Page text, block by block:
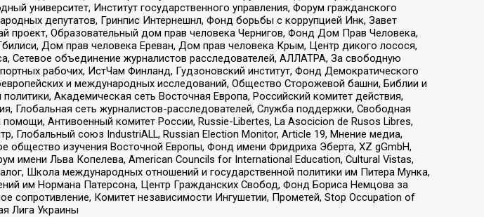
университет, Институт государственного управления, Форум гражданского
депутатов, Гринпис Интернешнл, Фонд борьбы с коррупцией Инк, Завет
проект, Образовательный дом прав человека Чернигов, Фонд Дом Прав Человека,
Дом прав человека Ереван, Дом прав человека Крым, Центр дикого лосося,
Сетевое объединение журналистов расследователей, АЛЛАТРА, За свободную
рабочих, ИстЧам Финланд, Гудзоновский институт, Фонд Демократического
и международных исследований, Общество Сторожевой башни, Библии и
Академическая сеть Восточная Европа, Российский комитет действия,
сеть журналистов-расследователей, Служба поддержки, Свободная
Антивоенный комитет России, Russie-Libertes, La Asocicion de Rusos Libres,
Глобальный союз IndustriALL, Russian Election Monitor, Article 19, Мнение медиа,
общество изучения Восточной Европы, Фонд имени Фридриха Эберта, XZ gGmbH,
имени Льва Копелева, American Councils for International Education, Cultural Vistas,
Школа международных отношений и государственной политики им Питера Мунка,
им Нормана Патерсона, Центр Гражданских Свобод, Фонд Бориса Немцова за
Комитет независимости Ингушетии, Прометей, Stop Occupation of
Лига Украины